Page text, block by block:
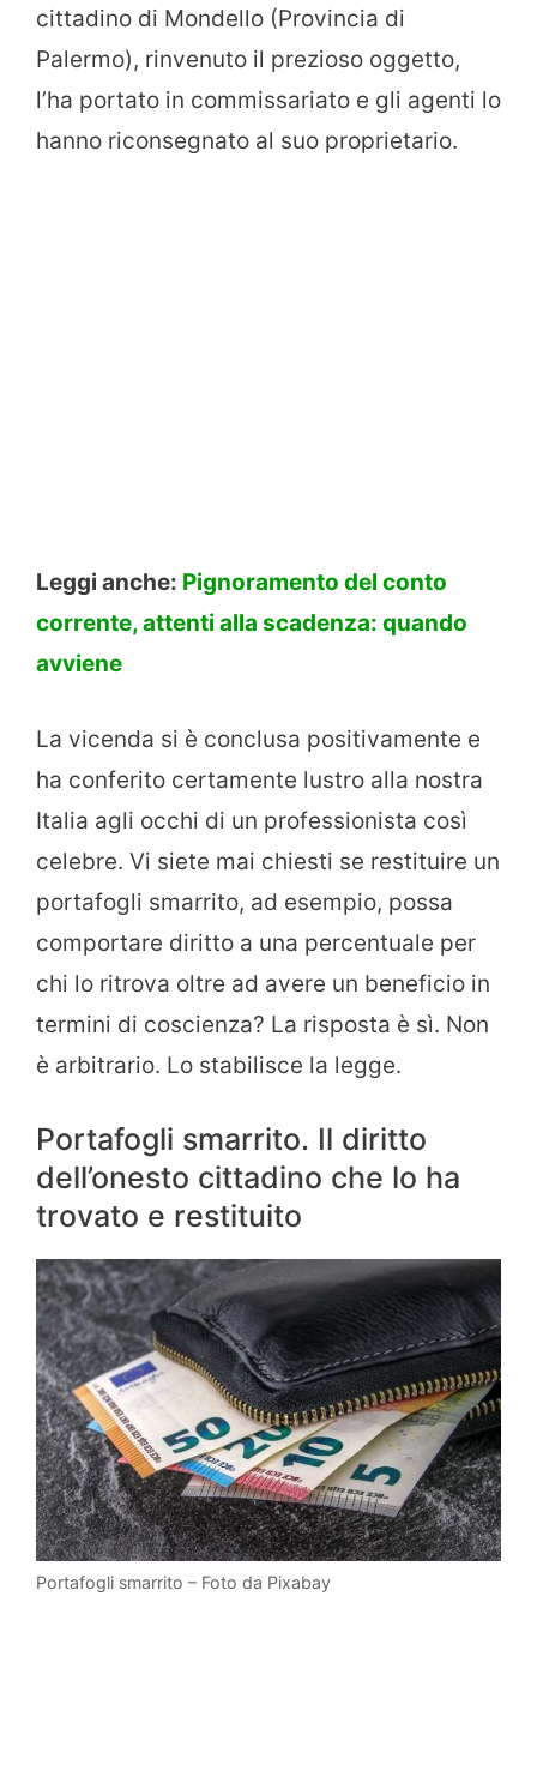
cittadino di Mondello (Provincia di
Palermo), rinvenuto il prezioso oggetto,
l’ha portato in commissariato e gli agenti lo
hanno riconsegnato al suo proprietario.
Leggi anche: Pignoramento del conto
corrente, attenti alla scadenza: quando
avviene
La vicenda si è conclusa positivamente e
ha conferito certamente lustro alla nostra
Italia agli occhi di un professionista così
celebre. Vi siete mai chiesti se restituire un
portafogli smarrito, ad esempio, possa
comportare diritto a una percentuale per
chi lo ritrova oltre ad avere un beneficio in
termini di coscienza? La risposta è sì. Non
è arbitrario. Lo stabilisce la legge.
Portafogli smarrito. Il diritto
dell’onesto cittadino che lo ha
trovato e restituito
Portafogli smarrito – Foto da Pixabay